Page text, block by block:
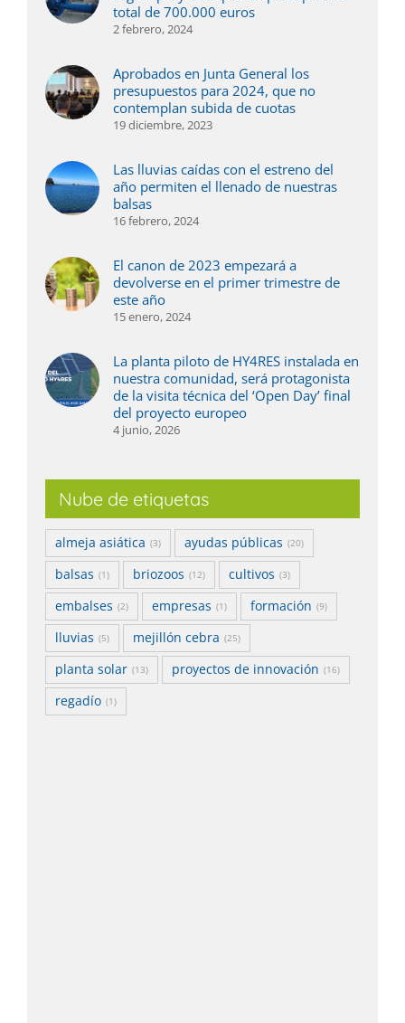
total de 700.000 euros
2 febrero, 2024
Aprobados en Junta General los
presupuestos para 2024, que no
contemplan subida de cuotas
19 diciembre, 2023
Las lluvias caídas con el estreno del
año permiten el llenado de nuestras
balsas
16 febrero, 2024
El canon de 2023 empezará a
devolverse en el primer trimestre de
este año
15 enero, 2024
La planta piloto de HY4RES instalada en
nuestra comunidad, será protagonista
de la visita técnica del ‘Open Day’ final
del proyecto europeo
4 junio, 2026
Nube de etiquetas
almeja asiática (3) ayudas públicas (20)
balsas (1) briozoos (12) cultivos (3)
embalses (2) empresas (1) formación (9)
lluvias (5) mejillón cebra (25)
planta solar (13) proyectos de innovación (16)
regadío (1)